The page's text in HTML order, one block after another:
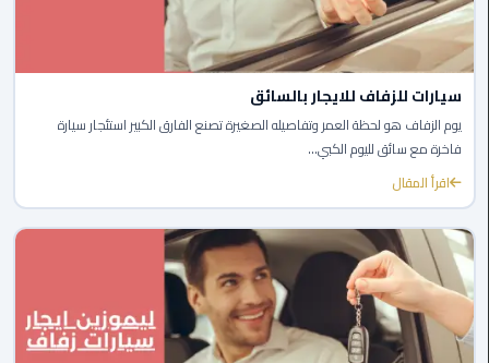
ليموزين
العجوزه
ليموزين
من
مطار
القاهرة
ليموزين
فيصل
ليموزين
سيارات للزفاف للايجار بالسائق
يوم الزفاف هو لحظة العمر وتفاصيله الصغيرة تصنع الفارق الكبير استئجار سيارة
فاخرة مع سائق لليوم الكبي...
اقرأ المقال